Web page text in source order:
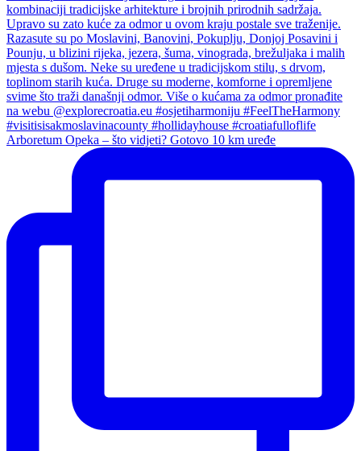
Arboretum Opeka – što vidjeti? Gotovo 10 km uređe